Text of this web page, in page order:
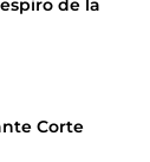
Corte